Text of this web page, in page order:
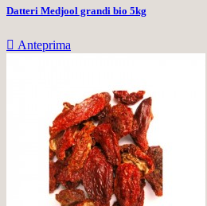
Datteri Medjool grandi bio 5kg
 Anteprima